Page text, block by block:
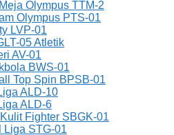
Olympus TTM-2
Olympus PTS-01
LVP-01
05 Atletik
AV-01
BWS-01
Top Spin BPSB-01
ALD-10
ALD-6
Fighter SBGK-01
Liga STG-01